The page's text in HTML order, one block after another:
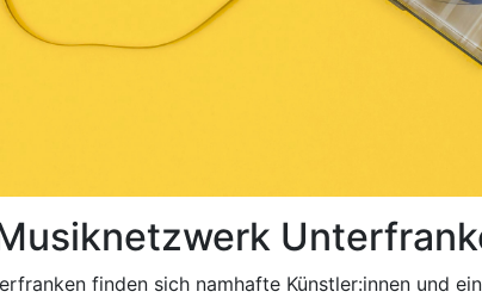
finden sich namhafte Künstler:innen und